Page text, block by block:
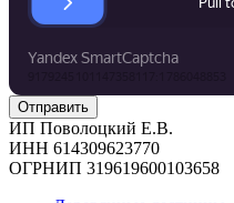
ИП Поволоцкий Е.В.
ИНН 614309623770
ОГРНИП 319619600103658